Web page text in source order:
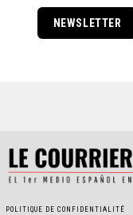
NEWSLETTER
POLITIQUE DE CONFIDENTIALITÉ